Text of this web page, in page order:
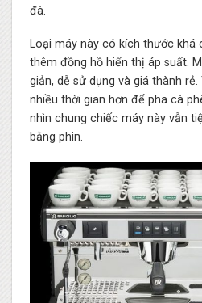
đà.
Loại máy này có kích thước khá
thêm đồng hồ hiển thị áp suất.
giản, dễ sử dụng và giá thành
nhiều thời gian hơn để pha cà
nhìn chung chiếc máy này vẫn
bằng phin.